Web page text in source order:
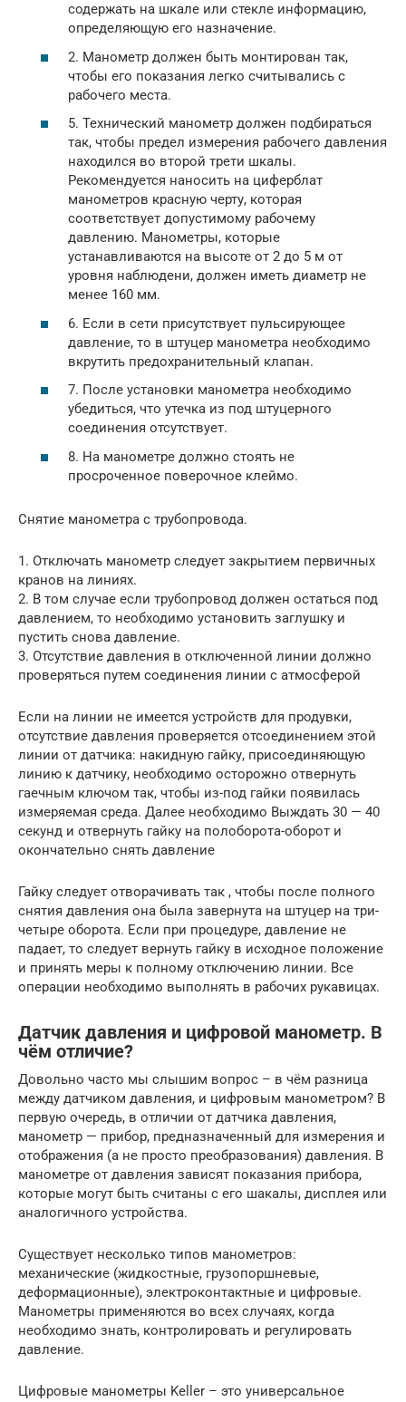
содержать на шкале или стекле информацию,
определяющую его назначение.
2. Манометр должен быть монтирован так,
чтобы его показания легко считывались с
рабочего места.
5. Технический манометр должен подбираться
так, чтобы предел измерения рабочего давления
находился во второй трети шкалы.
Рекомендуется наносить на циферблат
манометров красную черту, которая
соответствует допустимому рабочему
давлению. Манометры, которые
устанавливаются на высоте от 2 до 5 м от
уровня наблюдени, должен иметь диаметр не
менее 160 мм.
6. Если в сети присутствует пульсирующее
давление, то в штуцер манометра необходимо
вкрутить предохранительный клапан.
7. После установки манометра необходимо
убедиться, что утечка из под штуцерного
соединения отсутствует.
8. На манометре должно стоять не
просроченное поверочное клеймо.
Снятие манометра с трубопровода.
1. Отключать манометр следует закрытием первичных
кранов на линиях.
2. В том случае если трубопровод должен остаться под
давлением, то необходимо установить заглушку и
пустить снова давление.
3. Отсутствие давления в отключенной линии должно
проверяться путем соединения линии с атмосферой
Если на линии не имеется устройств для продувки,
отсутствие давления проверяется отсоединением этой
линии от датчика: накидную гайку, присоединяющую
линию к датчику, необходимо осторожно отвернуть
гаечным ключом так, чтобы из-под гайки появилась
измеряемая среда. Далее необходимо Выждать 30 — 40
секунд и отвернуть гайку на полоборота-оборот и
окончательно снять давление
Гайку следует отворачивать так , чтобы после полного
снятия давления она была завернута на штуцер на три-
четыре оборота. Если при процедуре, давление не
падает, то следует вернуть гайку в исходное положение
и принять меры к полному отключению линии. Все
операции необходимо выполнять в рабочих рукавицах.
Датчик давления и цифровой манометр. В
чём отличие?
Довольно часто мы слышим вопрос – в чём разница
между датчиком давления, и цифровым манометром? В
первую очередь, в отличии от датчика давления,
манометр — прибор, предназначенный для измерения и
отображения (а не просто преобразования) давления. В
манометре от давления зависят показания прибора,
которые могут быть считаны с его шакалы, дисплея или
аналогичного устройства.
Существует несколько типов манометров:
механические (жидкостные, грузопоршневые,
деформационные), электроконтактные и цифровые.
Манометры применяются во всех случаях, когда
необходимо знать, контролировать и регулировать
давление.
Цифровые манометры Keller – это универсальное